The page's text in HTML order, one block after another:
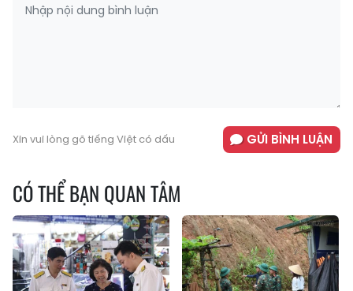
Xin vui lòng gõ tiếng Việt có dấu GỬI BÌNH LUẬN
CÓ THỂ BẠN QUAN TÂM